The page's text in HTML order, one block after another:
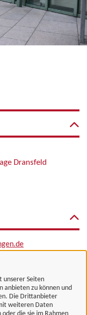
unserer Seiten
anbieten zu können und
Die Drittanbieter
weiteren Daten
Dransfeld